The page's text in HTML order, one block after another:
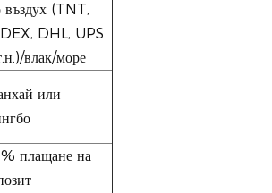
(TNT,
DHL, UPS
влак/море
или
плащане на